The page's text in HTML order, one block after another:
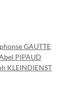
GAUTTE
PIPAUD
KLEINDIENST